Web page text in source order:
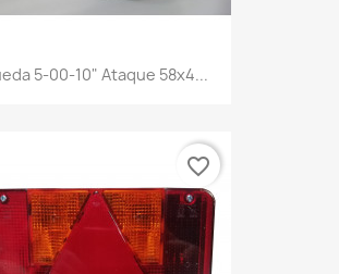
5-00-10" Ataque 58x4...
favorite_border